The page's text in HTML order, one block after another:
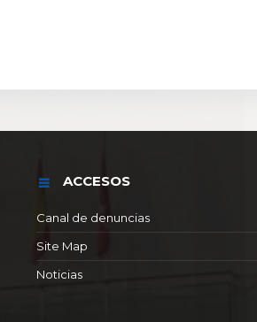
ACCESOS
Canal de denuncias
Site Map
Noticias